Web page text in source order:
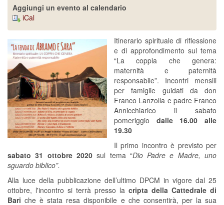
Aggiungi un evento al calendario
iCal
Itinerario spirituale di riflessione
e di approfondimento sul tema
“La coppia che genera:
maternità e paternità
responsabile”. Incontri mensili
per famiglie guidati da don
Franco Lanzolla e padre Franco
Annicchiarico il sabato
pomeriggio dalle 16.00 alle
19.30
Il primo incontro è previsto per
sabato 31 ottobre 2020sul tema “Dio Padre e Madre, uno
sguardo biblico”.
Alla luce della pubblicazione dell’ultimo DPCM in vigore dal 25
ottobre, l'incontro si terrà presso la cripta della Cattedrale di
Bari che è stata resa disponibile e che consentirà, per la sua